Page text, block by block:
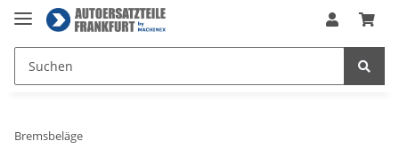
Bremsbeläge